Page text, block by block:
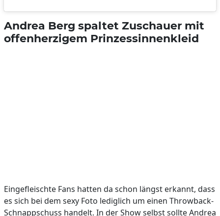
Andrea Berg spaltet Zuschauer mit
offenherzigem Prinzessinnenkleid
Eingefleischte Fans hatten da schon längst erkannt, dass
es sich bei dem sexy Foto lediglich um einen Throwback-
Schnappschuss handelt. In der Show selbst sollte Andrea